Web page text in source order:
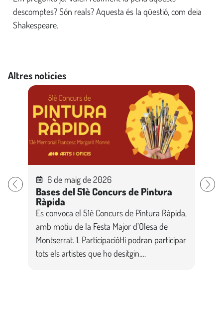
descomptes? Són reals? Aquesta és la qüestió, com deia
Shakespeare.
Altres noticies
6 de maig de 2026
Bases del 51è Concurs de Pintura
Ràpida
Es convoca el 51è Concurs de Pintura Ràpida,
amb motiu de la Festa Major d’Olesa de
Montserrat. 1. ParticipacióHi podran participar
tots els artistes que ho desitgin….